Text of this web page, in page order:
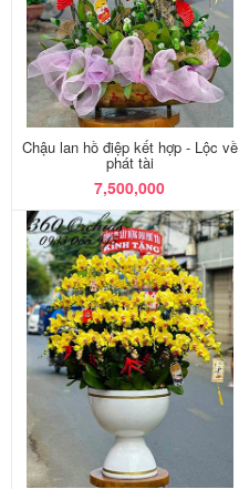
Chậu lan hồ điệp kết hợp - Lộc về
phát tài
7,500,000